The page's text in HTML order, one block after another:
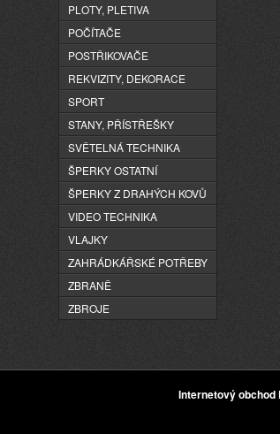
PLOTY, PLETIVA
POČÍTAČE
POSTŘIKOVAČE
REKVIZITY, DEKORACE
SPORT
STANY, PŘÍSTŘEŠKY
SVĚTELNÁ TECHNIKA
ŠPERKY OSTATNÍ
ŠPERKY Z DRAHÝCH KOVŮ
VIDEO TECHNIKA
VLAJKY
ZAHRÁDKÁŘSKÉ POTŘEBY
ZBRANĚ
ZBROJE
Internetový obchod